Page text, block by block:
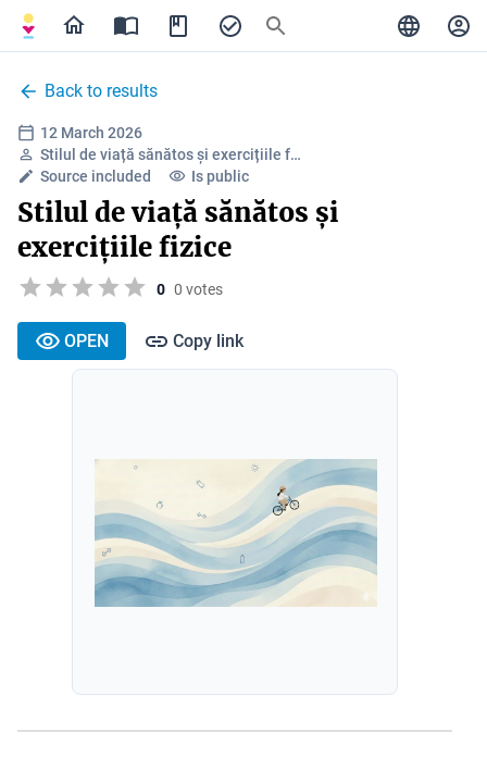
Back to results
12 March 2026
Stilul de viață sănătos și exercițiile f…
Source included
Is public
Stilul de viață sănătos și
exercițiile fizice
0 0 votes
OPEN Copy link